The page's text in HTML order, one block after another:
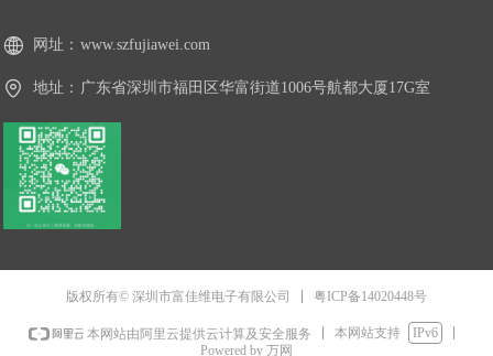
地址： 广东省深圳市福田区华富街道1006号航都大厦17G室
网址： www.szfujiawei.com
版权所有© 深圳市富佳维电子有限公司 粤ICP备14020448号
本网站由阿里云提供云计算及安全服务 本网站支持
IPv6
Powered by 万网